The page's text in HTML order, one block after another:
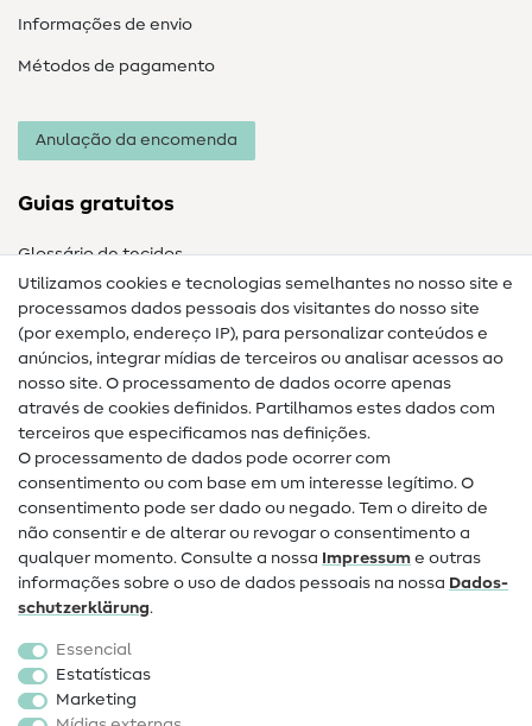
Informações de envio
Métodos de pagamento
Anulação da encomenda
Guias gratuitos
Glossário de tecidos
Guias de costura
Ajuda e contacto
Contacto
Mudança de proprietário
Perguntas frequentes (FAQ)
Direito de cancelamento
Popular
Tecidos
Acessórios de costura
Utilizamos cookies e tecnologias semelhantes no nosso site e
processamos dados pessoais dos visitantes do nosso site
(por exemplo, endereço IP), para personalizar conteúdos e
anúncios, integrar mídias de terceiros ou analisar acessos ao
nosso site. O processamento de dados ocorre apenas
através de cookies definidos. Partilhamos estes dados com
terceiros que especificamos nas definições.
O processamento de dados pode ocorrer com
consentimento ou com base em um interesse legítimo. O
consentimento pode ser dado ou negado. Tem o direito de
não consentir e de alterar ou revogar o consentimento a
qualquer momento. Consulte a nossa Impressum e outras
informações sobre o uso de dados pessoais na nossa Dados­
schutz­erklärung.
Essencial
Estatísticas
Marketing